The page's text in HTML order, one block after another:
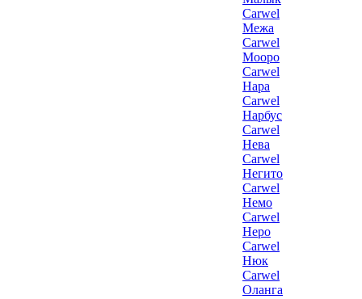
Carwel
Межа
Carwel
Мооро
Carwel
Нара
Carwel
Нарбус
Carwel
Нева
Carwel
Негито
Carwel
Немо
Carwel
Неро
Carwel
Нюк
Carwel
Оланга